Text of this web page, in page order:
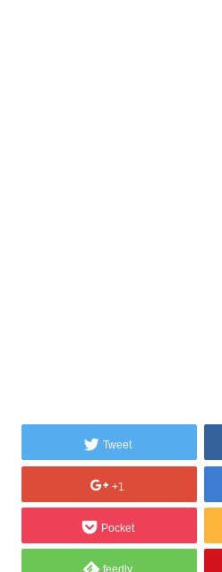
Tweet
+1
Pocket
feedly